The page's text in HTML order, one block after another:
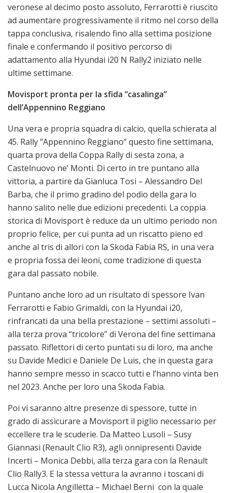
veronese al decimo posto assoluto, Ferrarotti è riuscito
ad aumentare progressivamente il ritmo nel corso della
tappa conclusiva, risalendo fino alla settima posizione
finale e confermando il positivo percorso di
adattamento alla Hyundai i20 N Rally2 iniziato nelle
ultime settimane.
Movisport pronta per la sfida “casalinga”
dell’Appennino Reggiano
Una vera e propria squadra di calcio, quella schierata al
45. Rally “Appennino Reggiano” questo fine settimana,
quarta prova della Coppa Rally di sesta zona, a
Castelnuovo ne’ Monti. Di certo in tre puntano alla
vittoria, a partire da Gianluca Tosi – Alessandro Del
Barba, che il primo gradino del podio della gara lo
hanno salito nelle due edizioni precedenti. La coppia
storica di Movisport è reduce da un ultimo periodo non
proprio felice, per cui punta ad un riscatto pieno ed
anche al tris di allori con la Skoda Fabia RS, in una vera
e propria fossa dei leoni, come tradizione di questa
gara dal passato nobile.
Puntano anche loro ad un risultato di spessore Ivan
Ferrarotti e Fabio Grimaldi, con la Hyundai i20,
rinfrancati da una bella prestazione – settimi assoluti –
alla terza prova “tricolore” di Verona del fine settimana
passato. Riflettori di certo puntati su di loro, ma anche
su Davide Medici e Daniele De Luis, che in questa gara
hanno sempre messo in scacco tutti e l’hanno vinta ben
nel 2023. Anche per loro una Skoda Fabia.
Poi vi saranno altre presenze di spessore, tutte in
grado di assicurare a Movisport il piglio necessario per
eccellere tra le scuderie. Da Matteo Lusoli – Susy
Giannasi (Renault Clio R3), agli onnipresenti Davide
Incerti – Monica Debbi, alla terza gara con la Renault
Clio Rally3. E la stessa vettura la avranno i toscani di
Lucca Nicola Angilletta – Michael Berni con la quale